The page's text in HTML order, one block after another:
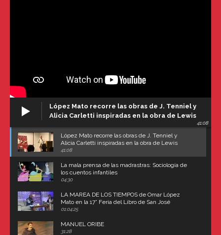
López Mato recorre las obras de J. Tenniel y
Alicia Carletti inspiradas en la obra de Lewis
41:08
López Mato recorre las obras de J. Tenniel y
Alicia Carletti inspiradas en la obra de Lewis
Carroll
41:08
La mala prensa de las madrastras: Sociología de
los cuentos infantiles
04:30
LA MAREA DE LOS TIEMPOS de Omar López
Mato en la 17° Feria del Libro de San José
(Uruguay)
01:04:25
MANUEL ORIBE
31:28